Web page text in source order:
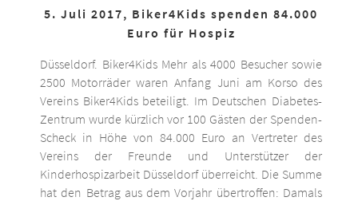
5. Juli 2017, Biker4Kids spenden 84.000
Euro für Hospiz
Düsseldorf. Biker4Kids Mehr als 4000 Besucher sowie
2500 Motorräder waren Anfang Juni am Korso des
Vereins Biker4Kids beteiligt. Im Deutschen Diabetes-
Zentrum wurde kürzlich vor 100 Gästen der Spenden-
Scheck in Höhe von 84.000 Euro an Vertreter des
Vereins der Freunde und Unterstützer der
Kinderhospizarbeit Düsseldorf überreicht. Die Summe
hat den Betrag aus dem Vorjahr übertroffen: Damals